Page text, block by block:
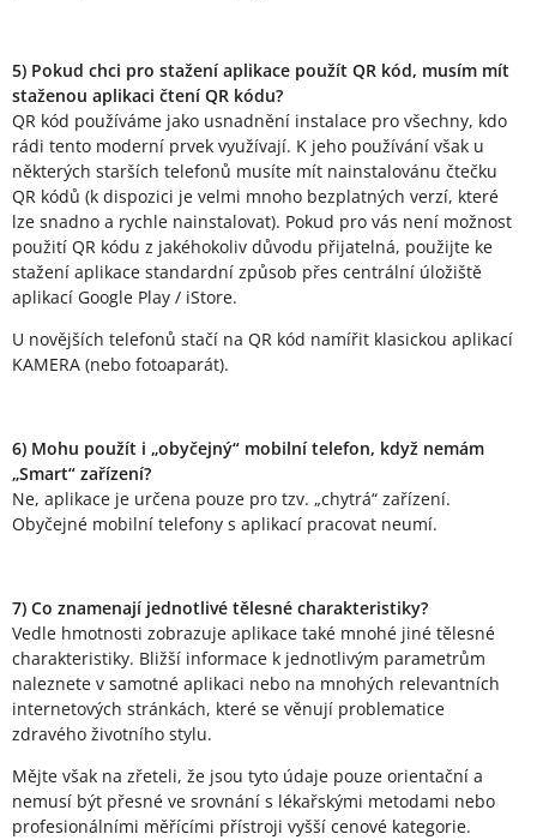
5) Pokud chci pro stažení aplikace použít QR kód, musím mít
staženou aplikaci čtení QR kódu?
QR kód používáme jako usnadnění instalace pro všechny, kdo
rádi tento moderní prvek využívají. K jeho používání však u
některých starších telefonů musíte mít nainstalovánu čtečku
QR kódů (k dispozici je velmi mnoho bezplatných verzí, které
lze snadno a rychle nainstalovat). Pokud pro vás není možnost
použití QR kódu z jakéhokoliv důvodu přijatelná, použijte ke
stažení aplikace standardní způsob přes centrální úložiště
aplikací Google Play / iStore.
U novějších telefonů stačí na QR kód namířit klasickou aplikací
KAMERA (nebo fotoaparát).
6) Mohu použít i „obyčejný“ mobilní telefon, když nemám
„Smart“ zařízení?
Ne, aplikace je určena pouze pro tzv. „chytrá“ zařízení.
Obyčejné mobilní telefony s aplikací pracovat neumí.
7) Co znamenají jednotlivé tělesné charakteristiky?
Vedle hmotnosti zobrazuje aplikace také mnohé jiné tělesné
charakteristiky. Bližší informace k jednotlivým parametrům
naleznete v samotné aplikaci nebo na mnohých relevantních
internetových stránkách, které se věnují problematice
zdravého životního stylu.
Mějte však na zřeteli, že jsou tyto údaje pouze orientační a
nemusí být přesné ve srovnání s lékařskými metodami nebo
profesionálními měřícími přístroji vyšší cenové kategorie.